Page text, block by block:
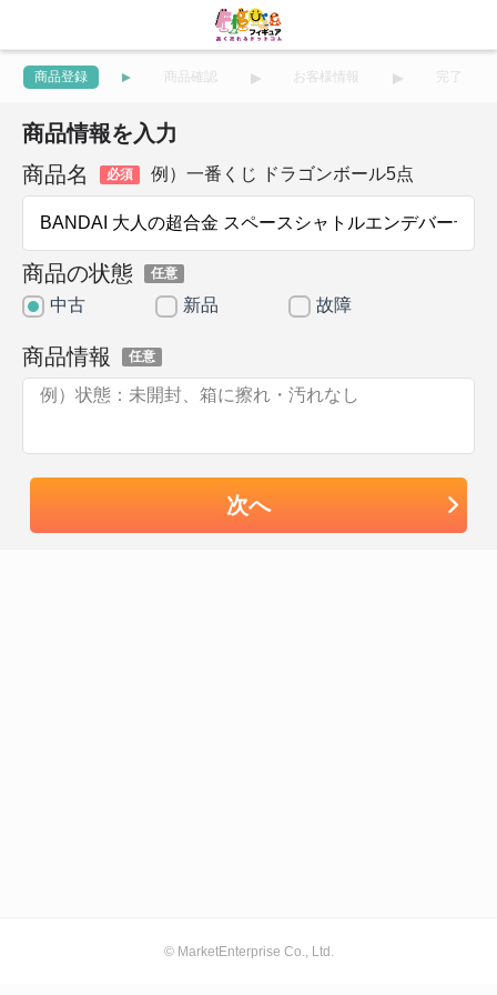
商品登録 商品確認 お客様情報 完了
商品情報を入力
商品名
必須 例）一番くじ ドラゴンボール5点
商品の状態 任意
中古 新品 故障
商品情報 任意
次へ
© MarketEnterprise Co., Ltd.